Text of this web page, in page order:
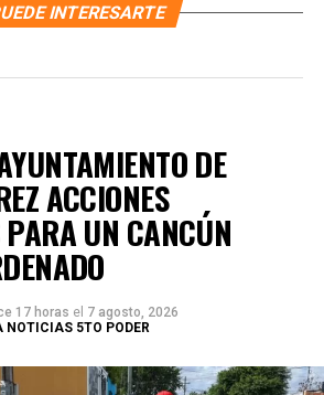
INTERESARTE
DE
ACCIONES
PARA UN CANCÚN
17 horas el 7 agosto, 2026
NOTICIAS 5TO PODER